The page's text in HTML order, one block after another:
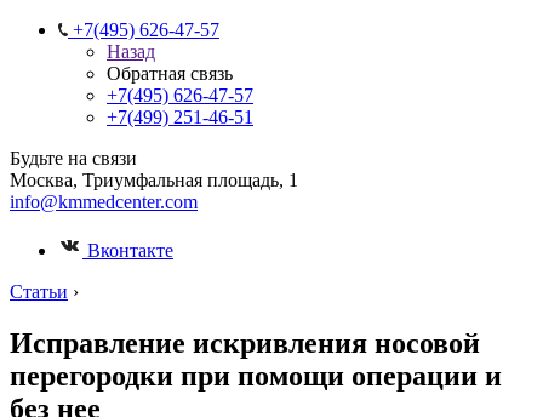
+7(495) 626-47-57
Назад
Обратная связь
+7(495) 626-47-57
+7(499) 251-46-51
Будьте на связи
Москва, Триумфальная площадь, 1
info@kmmedcenter.com
Вконтакте
Статьи ›
Исправление искривления носовой
перегородки при помощи операции и
без нее